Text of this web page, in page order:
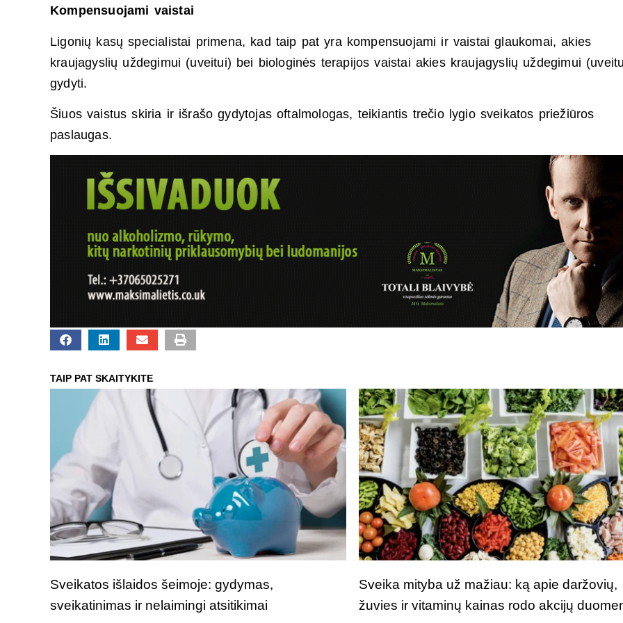
Kompensuojami vaistai
Ligonių kasų specialistai primena, kad taip pat yra kompensuojami ir vaistai glaukomai, akies
kraujagyslių uždegimui (uveitui) bei biologinės terapijos vaistai akies kraujagyslių uždegimui
gydyti.
Šiuos vaistus skiria ir išrašo gydytojas oftalmologas, teikiantis trečio lygio sveikatos priežiūros
paslaugas.
TAIP PAT SKAITYKITE
Sveikatos išlaidos šeimoje: gydymas,
sveikatinimas ir nelaimingi atsitikimai
Sveika mityba už mažiau: ką apie daržovių,
žuvies ir vitaminų kainas rodo akcijų